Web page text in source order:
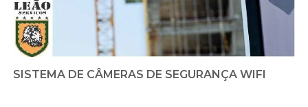
SISTEMA DE CÂMERAS DE SEGURANÇA WIFI